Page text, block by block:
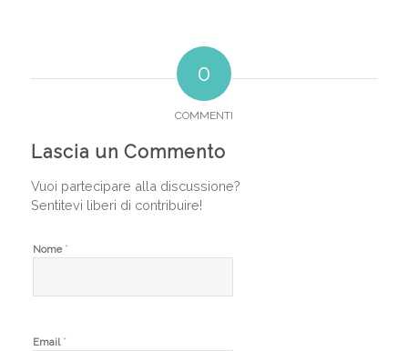
0
COMMENTI
Lascia un Commento
Vuoi partecipare alla discussione?
Sentitevi liberi di contribuire!
Nome *
Email *